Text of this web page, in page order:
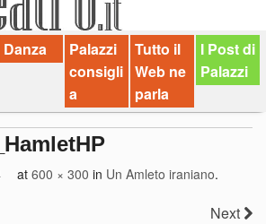
Danza
Palazzi
consigli
a
Tutto il
Web ne
parla
I Post di
Palazzi
at 600 × 300 in Un Amleto iraniano.
Next